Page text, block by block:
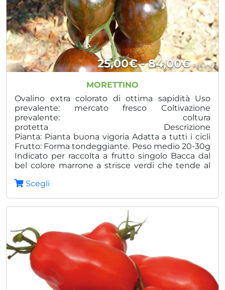
25,00€ - 84,00€
da
a
IVA inc.
MORETTINO
Ovalino extra colorato di ottima sapidità Uso
prevalente: mercato fresco Coltivazione
prevalente: coltura
protetta Descrizione
Pianta: Pianta buona vigoria Adatta a tutti i cicli
Frutto: Forma tondeggiante. Peso medio 20-30g
Indicato per raccolta a frutto singolo Bacca dal
bel colore marrone a strisce verdi che tende al
Tolleranze: IR V, F, TMV Vantaggi: Duplice
Scegli